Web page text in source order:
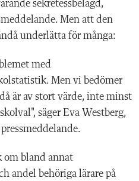
sekretessbelagd,
Men att den
underlätta för många:
med
Men vi bedömer
är av stort värde, inte minst
säger Eva Westberg,
om bland annat
andel behöriga lärare på